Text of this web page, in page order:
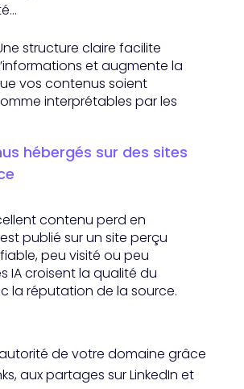
structure claire facilite
et augmente la
vos contenus soient
interprétables par les
hébergés sur des sites
contenu perd en
publié sur un site perçu
peu visité ou peu
IA croisent la qualité du
la réputation de la source.
de votre domaine grâce
aux partages sur LinkedIn et